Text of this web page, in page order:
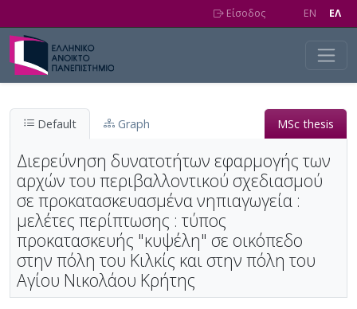
Είσοδος EN EΛ
Default Graph MSc thesis
Διερεύνηση δυνατοτήτων εφαρμογής των
αρχών του περιβαλλοντικού σχεδιασμού
σε προκατασκευασμένα νηπιαγωγεία :
μελέτες περίπτωσης : τύπος
προκατασκευής "κυψέλη" σε οικόπεδο
στην πόλη του Κιλκίς και στην πόλη του
Αγίου Νικολάου Κρήτης